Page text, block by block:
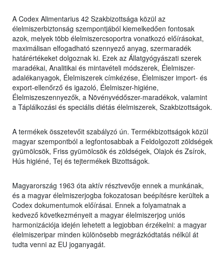
A Codex Alimentarius 42 Szakbizottsága közül az
élelmiszerbiztonság szempontjából kiemelkedően fontosak
azok, melyek több élelmiszercsoportra vonatkozó előírásokat,
maximálisan elfogadható szennyező anyag, szermaradék
határértékeket dolgoznak ki. Ezek az Állatgyógyászati szerek
maradékai, Analitikai és mintavételi módszerek, Élelmiszer-
adalékanyagok, Élelmiszerek címkézése, Élelmiszer import- és
export-ellenőrző és igazoló, Élelmiszer-higiéne,
Élelmiszeszennyezők, a Növényvédőszer-maradékok, valamint
a Táplálkozási és speciális diétás élelmiszerek, Szakbizottságok.
A termékek összetevőit szabályzó ún. Termékbizottságok közül
magyar szempontból a legfontosabbak a Feldolgozott zöldségek
gyümölcsök, Friss gyümölcsök és zöldségek, Olajok és Zsírok,
Hús higiéné, Tej és tejtermékek Bizottságok.
Magyarország 1963 óta aktív résztvevője ennek a munkának,
és a magyar élelmiszerjogba fokozatosan beépítésre kerültek a
Codex dokumentumok előírásai. Ennek a folyamatnak a
kedvező következményeit a magyar élelmiszerjog uniós
harmonizációja idején lehetett a legjobban érzékelni: a magyar
élelmiszeripar minden különösebb megrázkódtatás nélkül át
tudta venni az EU joganyagát.